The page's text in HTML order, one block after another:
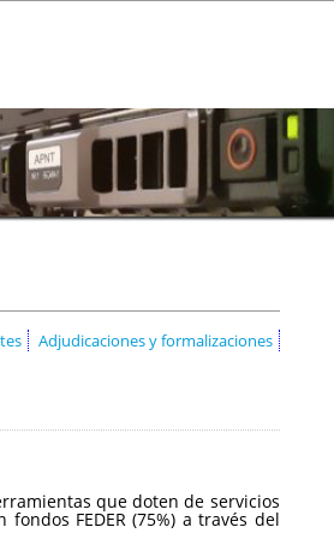
Adjudicaciones y formalizaciones
que doten de servicios
fondos FEDER (75%) a través del